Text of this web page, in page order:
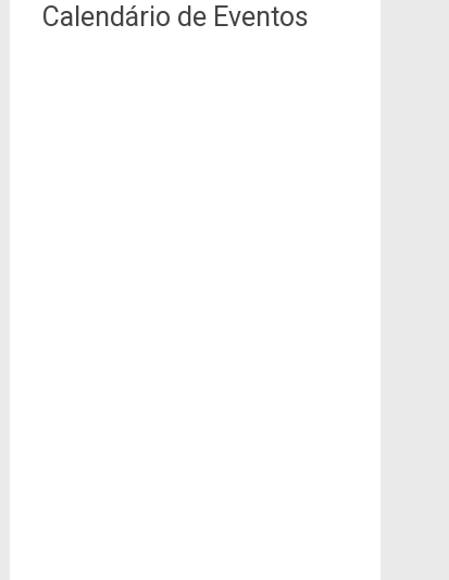
Calendário de Eventos